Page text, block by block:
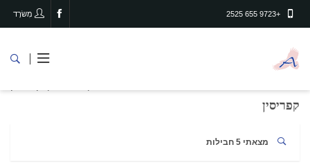
+9723 655 2525 מִשׂרָד
קפריסין
מצאתי 5 חבילות